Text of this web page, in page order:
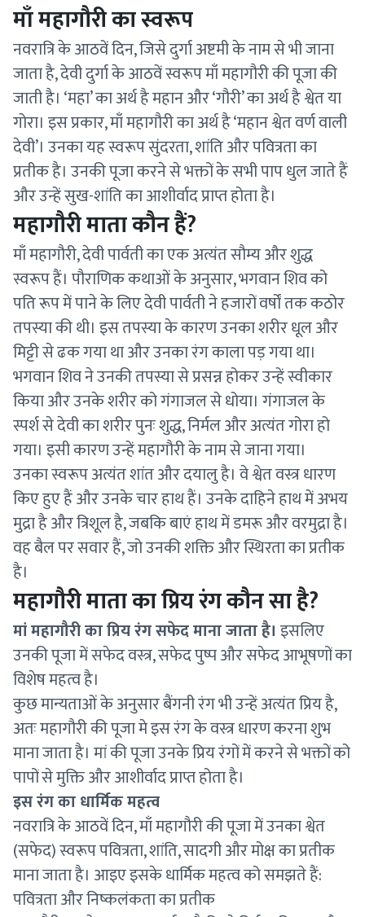
माँ महागौरी का स्वरूप
नवरात्रि के आठवें दिन, जिसे दुर्गा अष्टमी के नाम से भी जाना
जाता है, देवी दुर्गा के आठवें स्वरूप माँ महागौरी की पूजा की
जाती है। ‘महा’ का अर्थ है महान और ‘गौरी’ का अर्थ है श्वेत या
गोरा। इस प्रकार, माँ महागौरी का अर्थ है ‘महान श्वेत वर्ण वाली
देवी’। उनका यह स्वरूप सुंदरता, शांति और पवित्रता का
प्रतीक है। उनकी पूजा करने से भक्तों के सभी पाप धुल जाते हैं
और उन्हें सुख-शांति का आशीर्वाद प्राप्त होता है।
महागौरी माता कौन हैं?
माँ महागौरी, देवी पार्वती का एक अत्यंत सौम्य और शुद्ध
स्वरूप हैं। पौराणिक कथाओं के अनुसार, भगवान शिव को
पति रूप में पाने के लिए देवी पार्वती ने हजारों वर्षों तक कठोर
तपस्या की थी। इस तपस्या के कारण उनका शरीर धूल और
मिट्टी से ढक गया था और उनका रंग काला पड़ गया था।
भगवान शिव ने उनकी तपस्या से प्रसन्न होकर उन्हें स्वीकार
किया और उनके शरीर को गंगाजल से धोया। गंगाजल के
स्पर्श से देवी का शरीर पुनः शुद्ध, निर्मल और अत्यंत गोरा हो
गया। इसी कारण उन्हें महागौरी के नाम से जाना गया।
उनका स्वरूप अत्यंत शांत और दयालु है। वे श्वेत वस्त्र धारण
किए हुए हैं और उनके चार हाथ हैं। उनके दाहिने हाथ में अभय
मुद्रा है और त्रिशूल है, जबकि बाएं हाथ में डमरू और वरमुद्रा है।
वह बैल पर सवार हैं, जो उनकी शक्ति और स्थिरता का प्रतीक
है।
महागौरी माता का प्रिय रंग कौन सा है?
मां महागौरी का प्रिय रंग सफेद माना जाता है। इसलिए
उनकी पूजा में सफेद वस्त्र, सफेद पुष्प और सफेद आभूषणों का
विशेष महत्व है।
कुछ मान्यताओं के अनुसार बैंगनी रंग भी उन्हें अत्यंत प्रिय है,
अतः महागौरी की पूजा मे इस रंग के वस्त्र धारण करना शुभ
माना जाता है। मां की पूजा उनके प्रिय रंगों में करने से भक्तों को
पापों से मुक्ति और आशीर्वाद प्राप्त होता है।
इस रंग का धार्मिक महत्व
नवरात्रि के आठवें दिन, माँ महागौरी की पूजा में उनका श्वेत
(सफेद) स्वरूप पवित्रता, शांति, सादगी और मोक्ष का प्रतीक
माना जाता है। आइए इसके धार्मिक महत्व को समझते हैं:
पवित्रता और निष्कलंकता का प्रतीक